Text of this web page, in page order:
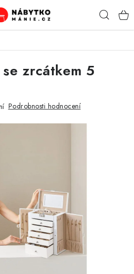
zrcátkem 5
Podrobnosti hodnocení